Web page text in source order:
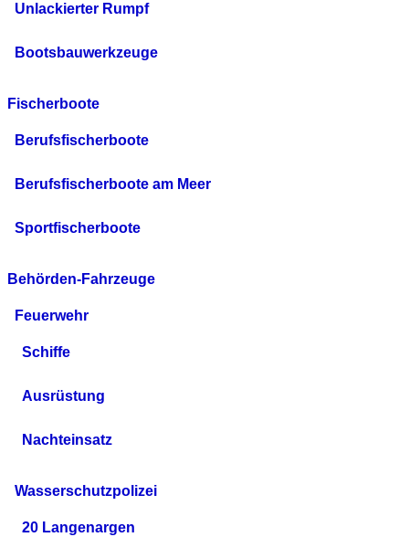
Unlackierter Rumpf
Bootsbauwerkzeuge
Fischerboote
Berufsfischerboote
Berufsfischerboote am Meer
Sportfischerboote
Behörden-Fahrzeuge
Feuerwehr
Schiffe
Ausrüstung
Nachteinsatz
Wasserschutzpolizei
20 Langenargen